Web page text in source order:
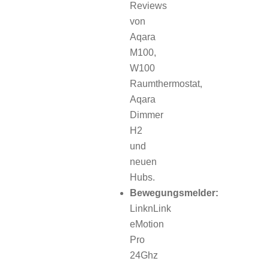
Reviews
von
Aqara
M100,
W100
Raumthermostat,
Aqara
Dimmer
H2
und
neuen
Hubs.
Bewegungsmelder:
LinknLink
eMotion
Pro
24Ghz